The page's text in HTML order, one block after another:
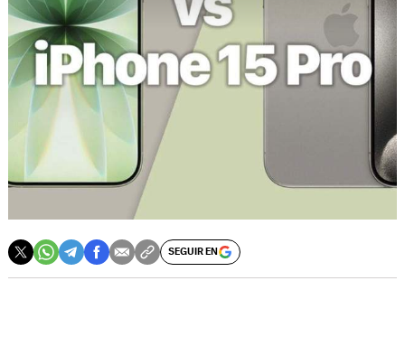
SEGUIR EN